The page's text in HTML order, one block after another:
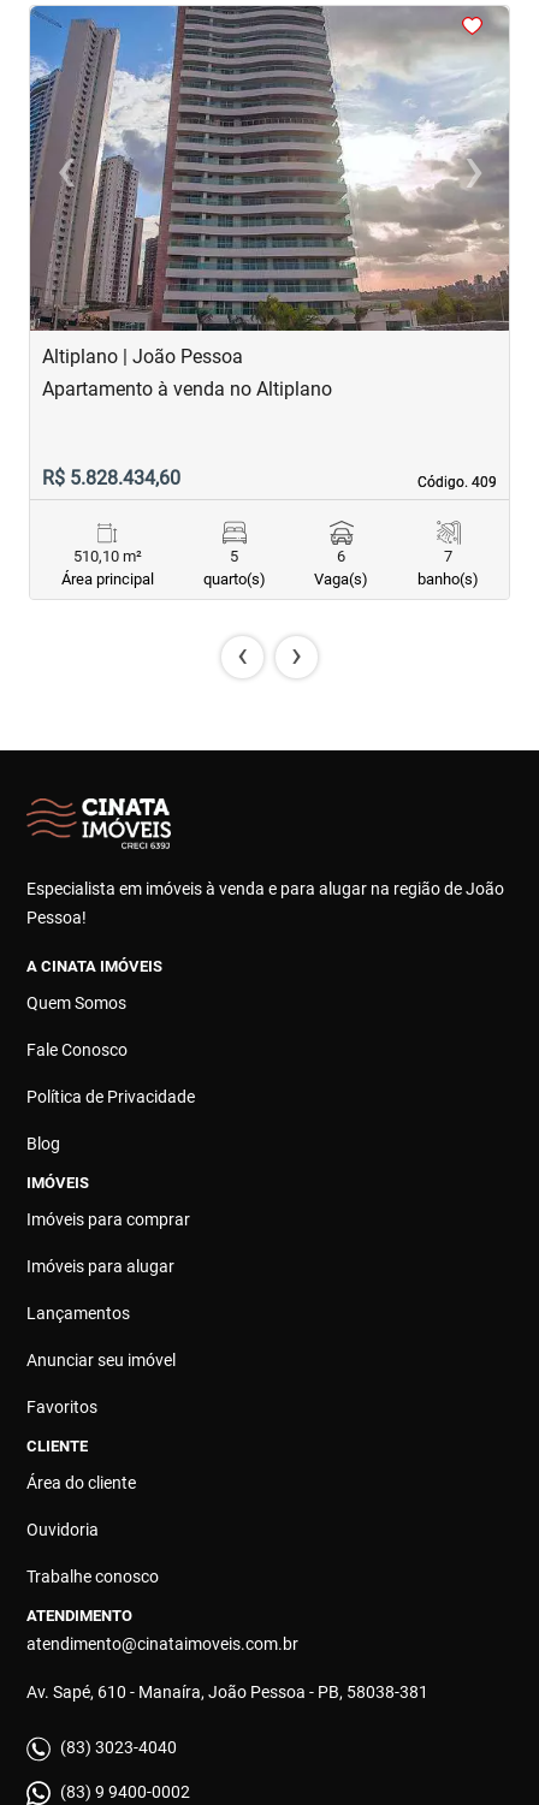
<<< <
‹
Previous ›Next
Altiplano | João Pessoa
Código. 409
Código. 409
Apartamento à venda no Altiplano
R$ 5.828.434,60
510,10 m²
Área principal
5
quarto(s)
6
Vaga(s)
7
banho(s)
‹ ›
Especialista em imóveis à venda e para alugar na região de João
Pessoa!
A CINATA IMÓVEIS
Quem Somos
Fale Conosco
Política de Privacidade
Blog
IMÓVEIS
Imóveis para comprar
Imóveis para alugar
Lançamentos
Anunciar seu imóvel
Favoritos
CLIENTE
Área do cliente
Ouvidoria
Trabalhe conosco
ATENDIMENTO
atendimento@cinataimoveis.com.br
Av. Sapé, 610 - Manaíra, João Pessoa - PB, 58038-381
(83) 3023-4040
(83) 9 9400-0002